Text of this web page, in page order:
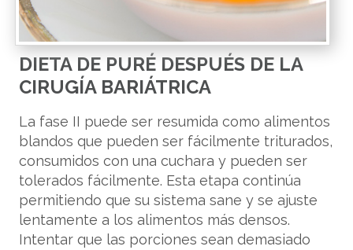
DIETA DE PURÉ DESPUÉS DE LA
CIRUGÍA BARIÁTRICA
La fase II puede ser resumida como alimentos
blandos que pueden ser fácilmente triturados,
consumidos con una cuchara y pueden ser
tolerados fácilmente. Esta etapa continúa
permitiendo que su sistema sane y se ajuste
lentamente a los alimentos más densos.
Intentar que las porciones sean demasiado